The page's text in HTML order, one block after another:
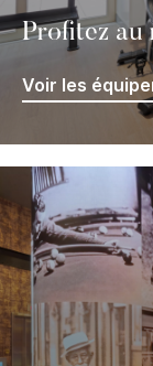
Profitez au
Voir les